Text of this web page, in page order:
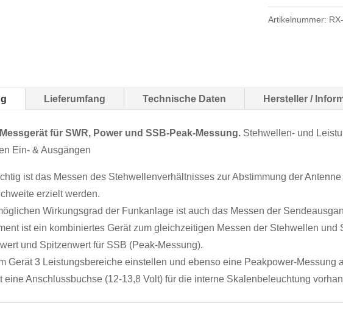
&
PWR
Artikelnummer:
Lieferumfang Technische Daten Hersteller /
für SWR, Power und SSB-Peak-Messung. Stehwellen- und
Ein- & Ausgängen
ist das Messen des Stehwellenverhältnisses zur Abstimmung der
erzielt werden.
Wirkungsgrad der Funkanlage ist auch das Messen der
ist ein kombiniertes Gerät zum gleichzeitigen Messen der Stehwellen
und Spitzenwert für SSB (Peak-Messung).
Gerät 3 Leistungsbereiche einstellen und ebenso eine Peakpower-Messung
eine Anschlussbuchse (12-13,8 Volt) für die interne Skalenbeleuchtung